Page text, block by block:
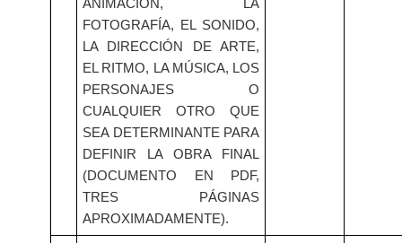
ANIMACIÓN, LA
FOTOGRAFÍA, EL SONIDO,
LA DIRECCIÓN DE ARTE,
EL RITMO, LA MÚSICA, LOS
PERSONAJES O
CUALQUIER OTRO QUE
SEA DETERMINANTE PARA
DEFINIR LA OBRA FINAL
(DOCUMENTO EN PDF,
TRES PÁGINAS
APROXIMADAMENTE).